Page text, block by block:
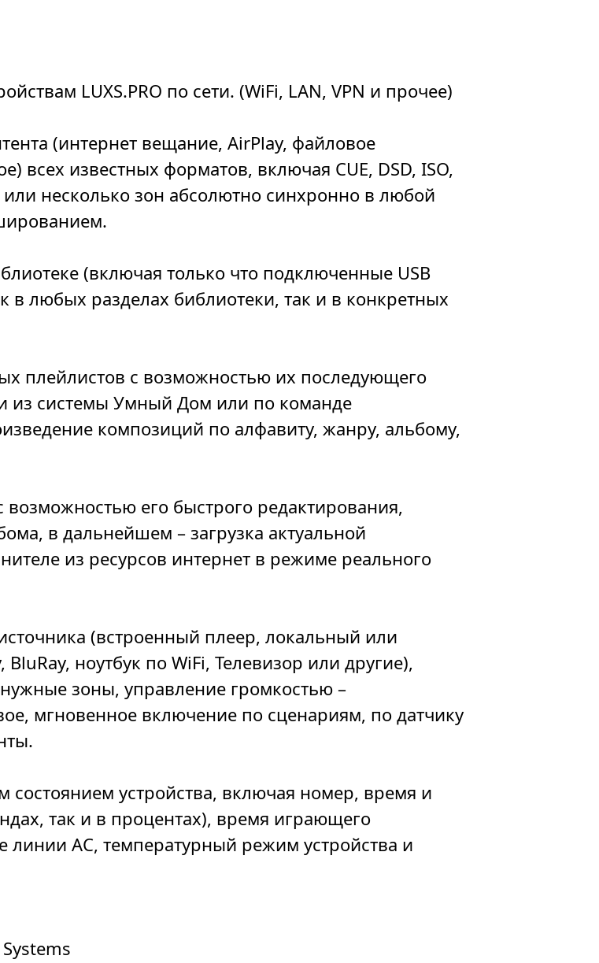
LUXS.PRO по сети. (WiFi, LAN, VPN и прочее)
(интернет вещание, AirPlay, файловое
всех известных форматов, включая CUE, DSD, ISO,
несколько зон абсолютно синхронно в любой
(включая только что подключенные USB
в любых разделах библиотеки, так и в конкретных
плейлистов с возможностью их последующего
из системы Умный Дом или по команде
композиций по алфавиту, жанру, альбому,
его быстрого редактирования,
в дальнейшем – загрузка актуальной
из ресурсов интернет в режиме реального
(встроенный плеер, локальный или
ноутбук по WiFi, Телевизор или другие),
зоны, управление громкостью –
мгновенное включение по сценариям, по датчику
устройства, включая номер, время и
так и в процентах), время играющего
линии АС, температурный режим устройства и